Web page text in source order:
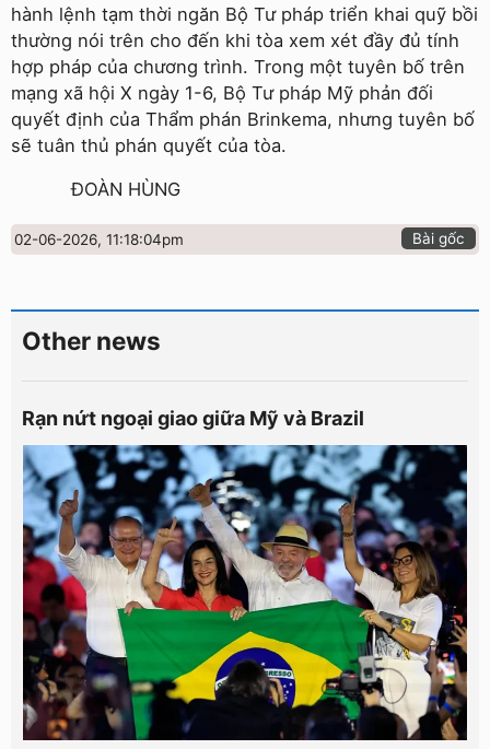
hành lệnh tạm thời ngăn Bộ Tư pháp triển khai quỹ bồi
thường nói trên cho đến khi tòa xem xét đầy đủ tính
hợp pháp của chương trình. Trong một tuyên bố trên
mạng xã hội X ngày 1-6, Bộ Tư pháp Mỹ phản đối
quyết định của Thẩm phán Brinkema, nhưng tuyên bố
sẽ tuân thủ phán quyết của tòa.
ĐOÀN HÙNG
02-06-2026, 11:18:04pm Bài gốc
Other news
Rạn nứt ngoại giao giữa Mỹ và Brazil